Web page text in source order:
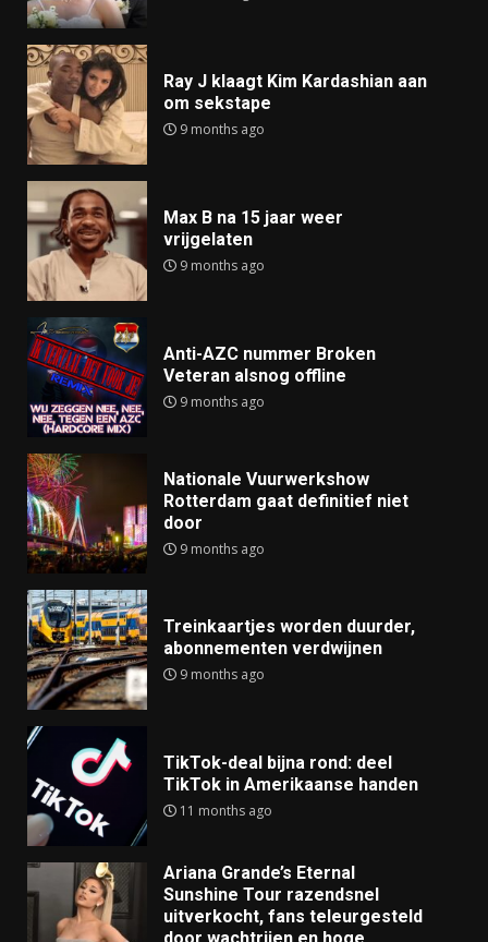
Ray J klaagt Kim Kardashian aan
om sekstape
9 months ago
Max B na 15 jaar weer
vrijgelaten
9 months ago
Anti-AZC nummer Broken
Veteran alsnog offline
9 months ago
Nationale Vuurwerkshow
Rotterdam gaat definitief niet
door
9 months ago
Treinkaartjes worden duurder,
abonnementen verdwijnen
9 months ago
TikTok-deal bijna rond: deel
TikTok in Amerikaanse handen
11 months ago
Ariana Grande’s Eternal
Sunshine Tour razendsnel
uitverkocht, fans teleurgesteld